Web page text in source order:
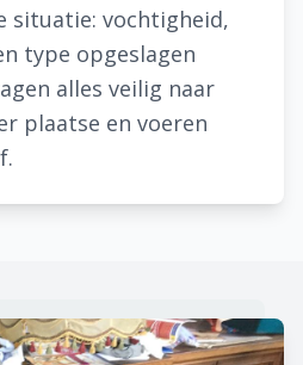
situatie: vochtigheid,
type opgeslagen
alles veilig naar
plaatse en voeren